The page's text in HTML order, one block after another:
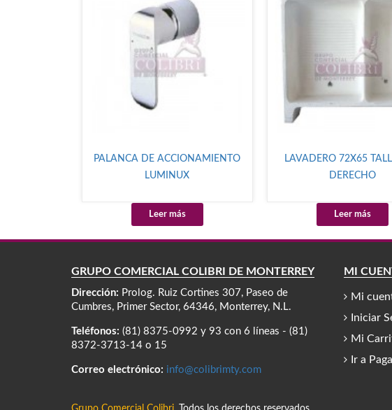
PALANCA DE ACCIONAMIENTO
LUMINUX
Leer más
LAVADERO 72X65
DERECHO
Leer más
GRUPO COMERCIAL COLIBRÍ DE MONTERREY
Dirección: Prolog. Ruiz Cortines 307, Paseo de
Cumbres, Primer Sector, 64346, Monterrey, N.L.
Teléfonos: (81) 8375-0992 y 93 con 6 líneas - (81)
8372-3713-14 o 15
Correo electrónico: info@colibrimty.com
MI
Mi
Iniciar
Mi
Ir a